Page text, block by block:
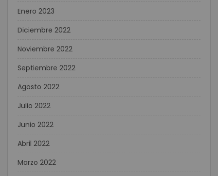
Enero 2023
Diciembre 2022
Noviembre 2022
Septiembre 2022
Agosto 2022
Julio 2022
Junio 2022
Abril 2022
Marzo 2022